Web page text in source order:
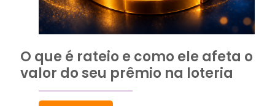
O que é rateio e como ele afeta o
valor do seu prêmio na loteria